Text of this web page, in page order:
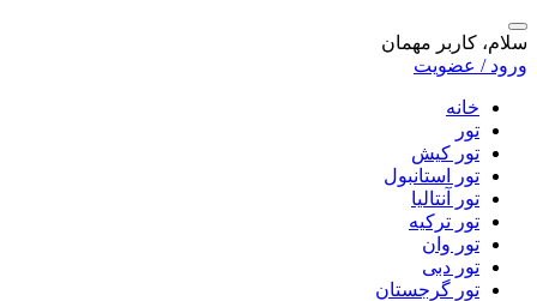
سلام، کاربر مهمان
ورود / عضویت
خانه
تور
تور کیش
تور استانبول
تور آنتالیا
تور ترکیه
تور وان
تور دبی
تور گرجستان